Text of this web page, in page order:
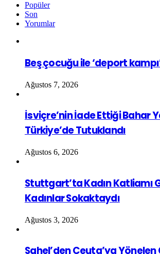
Popüler
Son
Yorumlar
Beş çocuğu ile ‘deport
Ağustos 7, 2026
İsviçre’nin İade Ettiği Bahar
Türkiye’de Tutuklandı
Ağustos 6, 2026
Stuttgart’ta Kadın Katliamı
Kadınlar Sokaktaydı
Ağustos 3, 2026
Sahel’den Ceuta’ya Yönelen